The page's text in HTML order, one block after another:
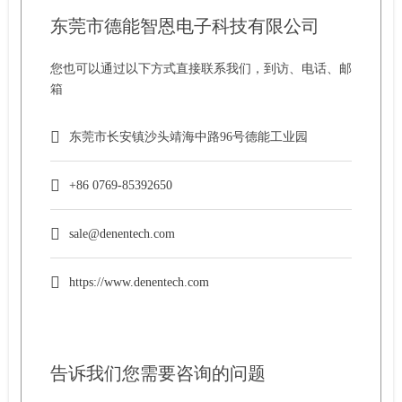
告诉我们您需要咨询的问题
东莞市德能智恩电子科技有限公司
您也可以通过以下方式直接联系我们，到访、电话、邮
箱
东莞市长安镇沙头靖海中路96号德能工业园
+86 0769-85392650
sale@denentech.com
https://www.denentech.com